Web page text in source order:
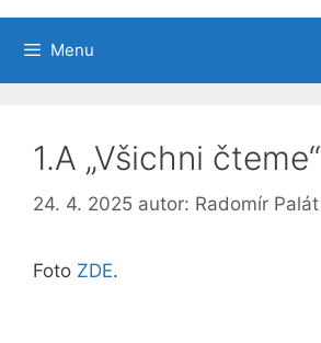
Menu
1.A „Všichni čteme“
24. 4. 2025 autor: Radomír Palát
Foto ZDE.